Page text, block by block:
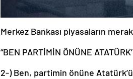
Merkez Bankası piyasaların
“BEN PARTİMİN ÖNÜNE
2-) Ben, partimin önüne